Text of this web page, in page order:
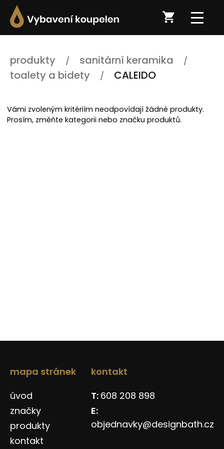
produkty
sanitární keramika
toalety a bidety
CALEIDO
Vámi zvoleným kritériím neodpovídají žádné produkty.
Prosím, změňte kategorii nebo značku produktů.
mapa stránek
úvod
značky
produkty
kontakt
kontakt
608 208 898
objednavky@designbath.cz